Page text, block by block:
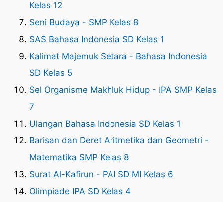
Kelas 12
Seni Budaya - SMP Kelas 8
SAS Bahasa Indonesia SD Kelas 1
Kalimat Majemuk Setara - Bahasa Indonesia
SD Kelas 5
Sel Organisme Makhluk Hidup - IPA SMP Kelas
7
Ulangan Bahasa Indonesia SD Kelas 1
Barisan dan Deret Aritmetika dan Geometri -
Matematika SMP Kelas 8
Surat Al-Kafirun - PAI SD MI Kelas 6
Olimpiade IPA SD Kelas 4